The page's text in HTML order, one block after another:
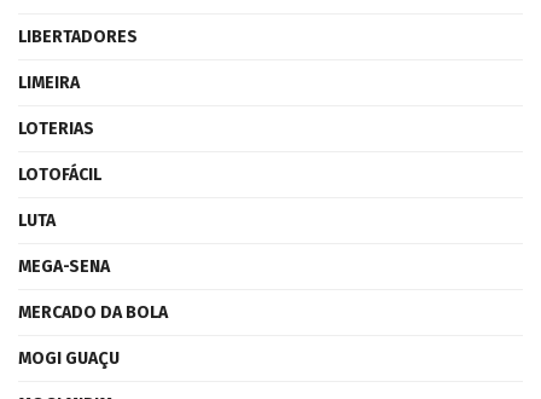
LIBERTADORES
LIMEIRA
LOTERIAS
LOTOFÁCIL
LUTA
MEGA-SENA
MERCADO DA BOLA
MOGI GUAÇU